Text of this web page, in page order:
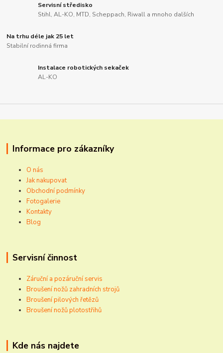
Servisní středisko
Stihl, AL-KO, MTD, Scheppach, Riwall a mnoho dalších
Na trhu déle jak 25 let
Stabilní rodinná firma
Instalace robotických sekaček
AL-KO
Informace pro zákazníky
O nás
Jak nakupovat
Obchodní podmínky
Fotogalerie
Kontakty
Blog
Servisní činnost
Záruční a pozáruční servis
Broušení nožů zahradních strojů
Broušení pilových řetězů
Broušení nožů plotostřihů
Kde nás najdete